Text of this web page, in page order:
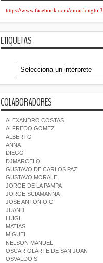
https://www.facebook.com/omar.longhi.3
ETIQUETAS
COLABORADORES
ALEXANDRO COSTAS
ALFREDO GOMEZ
ALBERTO
ANNA
DIEGO
DJMARCELO
GUSTAVO DE CARLOS PAZ
GUSTAVO MORALE
JORGE DE LA PAMPA
JORGE SCIAMANNA
JOSE ANTONIO C.
JUAND
LUIGI
MATIAS
MIGUEL
NELSON MANUEL
OSCAR OLARTE DE SAN JUAN
OSVALDO S.